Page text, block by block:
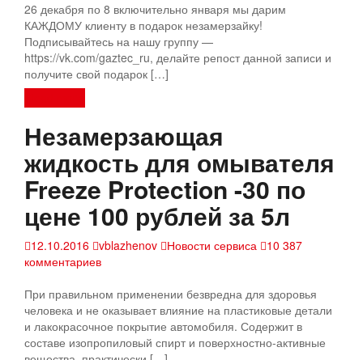
26 декабря по 8 включительно января мы дарим
КАЖДОМУ клиенту в подарок незамерзайку!
Подписывайтесь на нашу группу —
https://vk.com/gaztec_ru, делайте репост данной записи и
получите свой подарок […]
Незамерзающая
жидкость для омывателя
Freeze Protection -30 по
цене 100 рублей за 5л
12.10.2016 vblazhenov Новости сервиса
10 387
комментариев
При правильном применении безвредна для здоровья
человека и не оказывает влияние на пластиковые детали
и лакокрасочное покрытие автомобиля. Содержит в
составе изопропиловый спирт и поверхностно-активные